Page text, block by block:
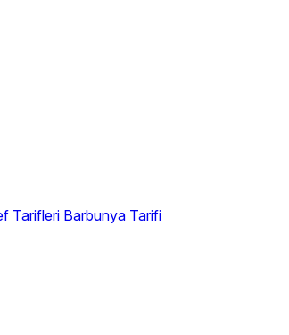
Tarifleri Barbunya Tarifi